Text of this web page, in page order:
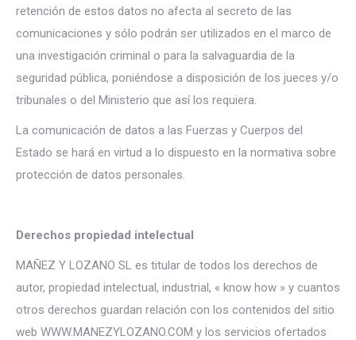
retención de estos datos no afecta al secreto de las
comunicaciones y sólo podrán ser utilizados en el marco de
una investigación criminal o para la salvaguardia de la
seguridad pública, poniéndose a disposición de los jueces y/o
tribunales o del Ministerio que así los requiera.
La comunicación de datos a las Fuerzas y Cuerpos del
Estado se hará en virtud a lo dispuesto en la normativa sobre
protección de datos personales.
Derechos propiedad intelectual
MAÑEZ Y LOZANO SL es titular de todos los derechos de
autor, propiedad intelectual, industrial, « know how » y cuantos
otros derechos guardan relación con los contenidos del sitio
web WWW.MANEZYLOZANO.COM y los servicios ofertados